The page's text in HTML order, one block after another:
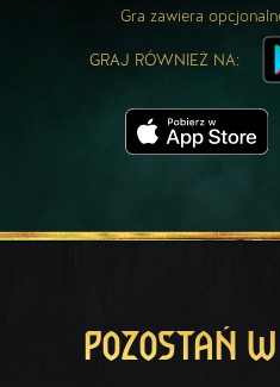
Gra zawiera
GRAJ RÓWNIEŻ NA:
POZOSTAŃ